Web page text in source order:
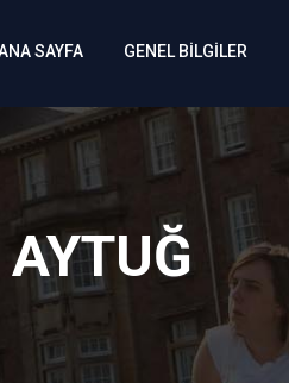
SAYFA GENEL BİLGİLER